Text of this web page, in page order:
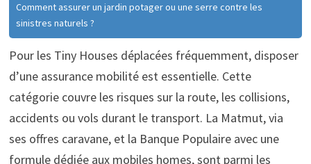
Comment assurer un jardin potager ou une serre contre les
sinistres naturels ?
Pour les Tiny Houses déplacées fréquemment, disposer
d’une assurance mobilité est essentielle. Cette
catégorie couvre les risques sur la route, les collisions,
accidents ou vols durant le transport. La Matmut, via
ses offres caravane, et la Banque Populaire avec une
formule dédiée aux mobiles homes, sont parmi les